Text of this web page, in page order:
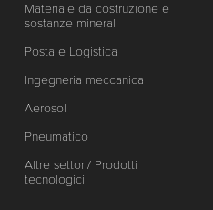
Materiale da costruzione e
sostanze minerali
Posta e Logistica
Ingegneria meccanica
Aerosol
Pneumatico
Altre settori/ Prodotti
tecnologici